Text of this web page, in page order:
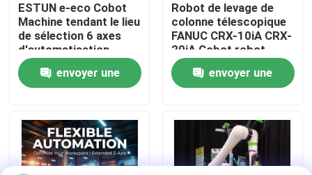
Nous contacter
Blog
Demandez un devis
bras de robot industriel
ESTUN e-eco Cobot
Machine tendant le lieu
de sélection 6 axes
d'automatisation
industrielle robot
collaboratif de
manutention de
envoyer une
Robot de levage de
colonne télescopique
FANUC CRX-10iA CRX-
20iA Cobot robot
collaboratif de
manutention de
palettes
envoyer une